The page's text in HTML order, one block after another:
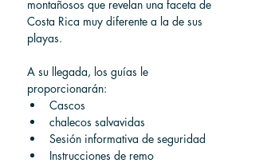
montañosos que revelan una faceta de
Costa Rica muy diferente a la de sus
playas.
A su llegada, los guías le
proporcionarán:
Cascos
chalecos salvavidas
Sesión informativa de seguridad
Instrucciones de remo